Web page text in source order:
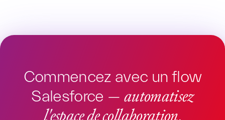
Commencez avec un flow
Salesforce — automatisez
l'espace de collaboration.